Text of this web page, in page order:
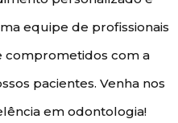
equipe de profissionais
comprometidos com a
pacientes. Venha nos
em odontologia!